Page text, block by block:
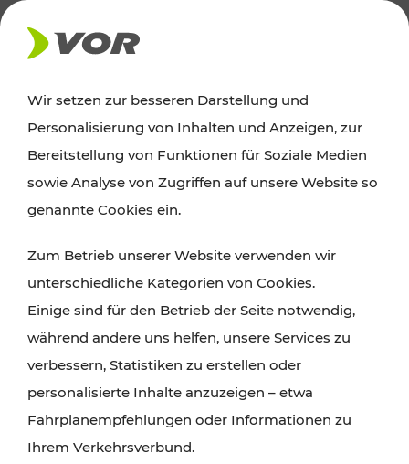
AKTUELLES
Ausflugstipps
Wien, Niederösterreich und das Burgenland
Wanderungen, Kultur und Gastronomie,
Radtouren oder purer Naturgenuss – viele
Attraktionen sind mit den Ticket- und Fahrplan-
Angeboten des VOR gut und schnell erreichbar.
Wir setzen zur besseren Darstellung und
Personalisierung von Inhalten und Anzeigen, zur
Bereitstellung von Funktionen für Soziale Medien
sowie Analyse von Zugriffen auf unsere Website so
genannte Cookies ein.
Zum Betrieb unserer Website verwenden wir
unterschiedliche Kategorien von Cookies.
Einige sind für den Betrieb der Seite notwendig,
während andere uns helfen, unsere Services zu
verbessern, Statistiken zu erstellen oder
personalisierte Inhalte anzuzeigen – etwa
Fahrplanempfehlungen oder Informationen zu
Ihrem Verkehrsverbund.